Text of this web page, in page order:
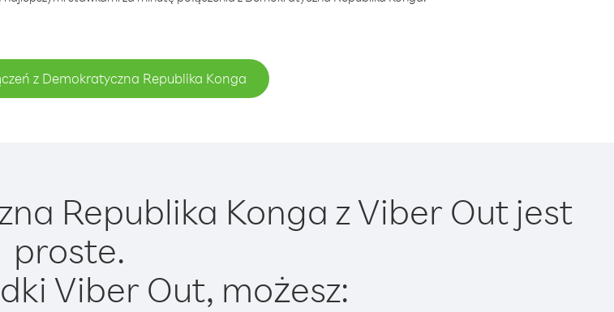
z Demokratyczna Republika Konga
Republika Konga z Viber Out jest
proste.
Viber Out, możesz: